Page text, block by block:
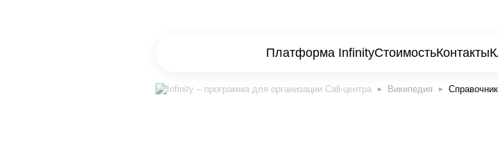
Платформа InfinityСтоимостьКонтакты
Википедия